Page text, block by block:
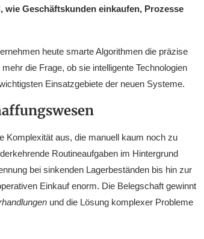
Geschäftskunden einkaufen, Prozesse
heute smarte Algorithmen die präzise
die Frage, ob sie intelligente Technologien
Einsatzgebiete der neuen Systeme.
Komplexität aus, die manuell kaum noch zu
Routineaufgaben im Hintergrund
bei sinkenden Lagerbeständen bis hin zur
Einkauf enorm. Die Belegschaft gewinnt
und die Lösung komplexer Probleme